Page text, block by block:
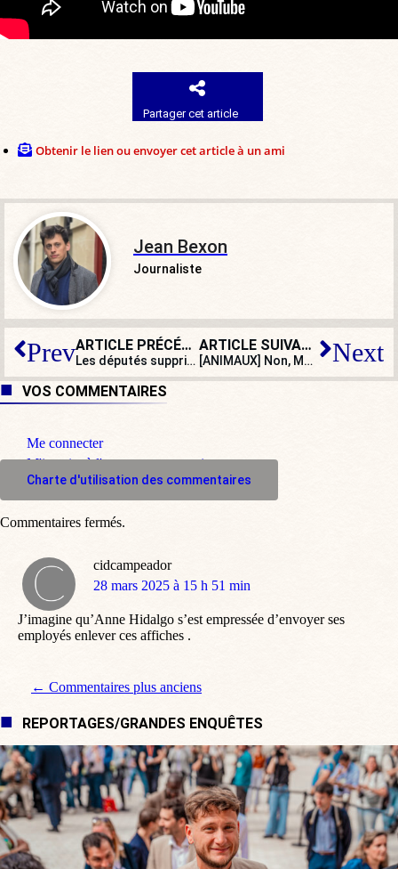
Partager cet article
Obtenir le lien ou envoyer cet article à un ami
Jean Bexon
Journaliste
Prev ARTICLE PRÉCÉDENT
Les députés suppriment les ZFE en commission : la victoire des manants
ARTICLE SUIVANT
[ANIMAUX] Non, Mme Tondelier, on ne peut aimer et les oiseaux et les éoliennes Next
VOS COMMENTAIRES
Me connecter
M'inscrire à l'espace commentaire
Charte d'utilisation des commentaires
cidcampeador
dit
28 mars 2025 à 15 h 51 min
J’imagine qu’Anne Hidalgo s’est empressée d’envoyer ses
employés enlever ces affiches .
Navigation de commentaire
← Commentaires plus anciens
Commentaires fermés.
REPORTAGES/GRANDES ENQUÊTES